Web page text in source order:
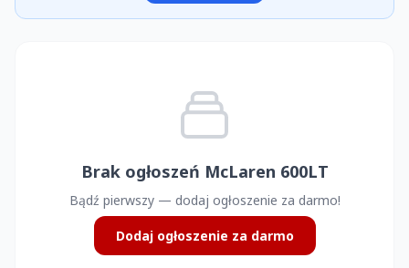
Brak ogłoszeń McLaren 600LT
Bądź pierwszy — dodaj ogłoszenie za darmo!
Dodaj ogłoszenie za darmo